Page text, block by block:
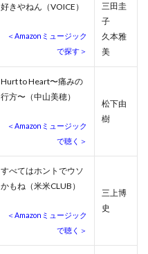
好きやねん（VOICE）
＜Amazonミュージック
で探す＞
三田圭
子
久本雅
美
Hurt to Heart〜痛みの
行方〜（中山美穂）
＜Amazonミュージック
で聴く＞
松下由
樹
すべてはホントでウソ
かもね（米米CLUB）
＜Amazonミュージック
で聴く＞
三上博
史